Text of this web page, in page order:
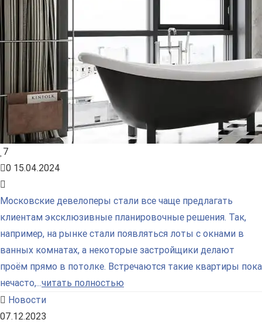
7
0 15.04.2024
Московские девелоперы стали все чаще предлагать
клиентам эксклюзивные планировочные решения. Так,
например, на рынке стали появляться лоты с окнами в
ванных комнатах, а некоторые застройщики делают
проём прямо в потолке. Встречаются такие квартиры пока
нечасто,...читать полностью
Новости
07.12.2023